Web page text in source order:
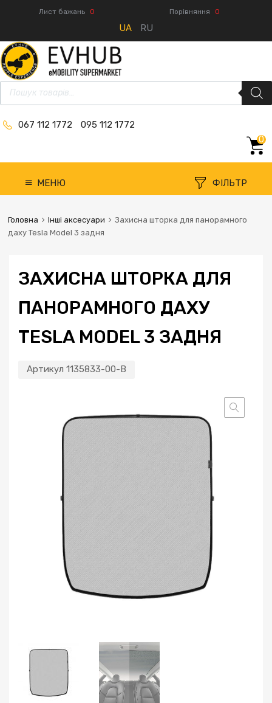
Лист бажань 0 Порівняння 0
UA RU
067 112 1772 095 112 1772
0
МЕНЮ ФІЛЬТР
Головна Інші аксесуари
Захисна шторка для панорамного
даху Tesla Model 3 задня
ЗАХИСНА ШТОРКА ДЛЯ
ПАНОРАМНОГО ДАХУ
TESLA MODEL 3 ЗАДНЯ
Артикул 1135833-00-B